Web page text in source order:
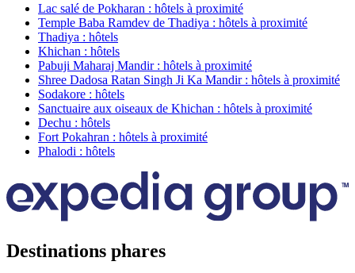
Lac salé de Pokharan : hôtels à proximité
Temple Baba Ramdev de Thadiya : hôtels à proximité
Thadiya : hôtels
Khichan : hôtels
Pabuji Maharaj Mandir : hôtels à proximité
Shree Dadosa Ratan Singh Ji Ka Mandir : hôtels à proximité
Sodakore : hôtels
Sanctuaire aux oiseaux de Khichan : hôtels à proximité
Dechu : hôtels
Fort Pokahran : hôtels à proximité
Phalodi : hôtels
Destinations phares